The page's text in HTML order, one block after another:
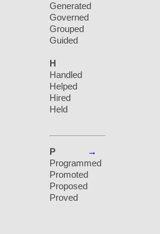
Generated
Governed
Grouped
Guided
H
Handled
Helped
Hired
Held
P
→
Programmed
Promoted
Proposed
Proved